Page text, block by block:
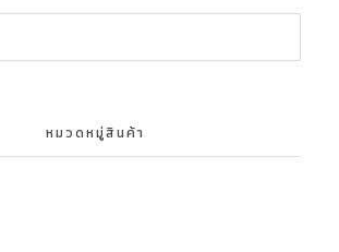
หมวดหมู่สินค้า